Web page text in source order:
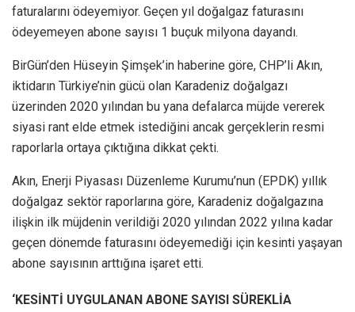
faturalarını ödeyemiyor. Geçen yıl doğalgaz faturasını
ödeyemeyen abone sayısı 1 buçuk milyona dayandı.
BirGün’den Hüseyin Şimşek’in haberine göre, CHP’li Akın,
iktidarın Türkiye’nin gücü olan Karadeniz doğalgazı
üzerinden 2020 yılından bu yana defalarca müjde vererek
siyasi rant elde etmek istediğini ancak gerçeklerin resmi
raporlarla ortaya çıktığına dikkat çekti.
Akın, Enerji Piyasası Düzenleme Kurumu’nun (EPDK) yıllık
doğalgaz sektör raporlarına göre, Karadeniz doğalgazına
ilişkin ilk müjdenin verildiği 2020 yılından 2022 yılına kadar
geçen dönemde faturasını ödeyemediği için kesinti yaşayan
abone sayısının arttığına işaret etti.
‘KESİNTİ UYGULANAN ABONE SAYISI SÜREKLİA